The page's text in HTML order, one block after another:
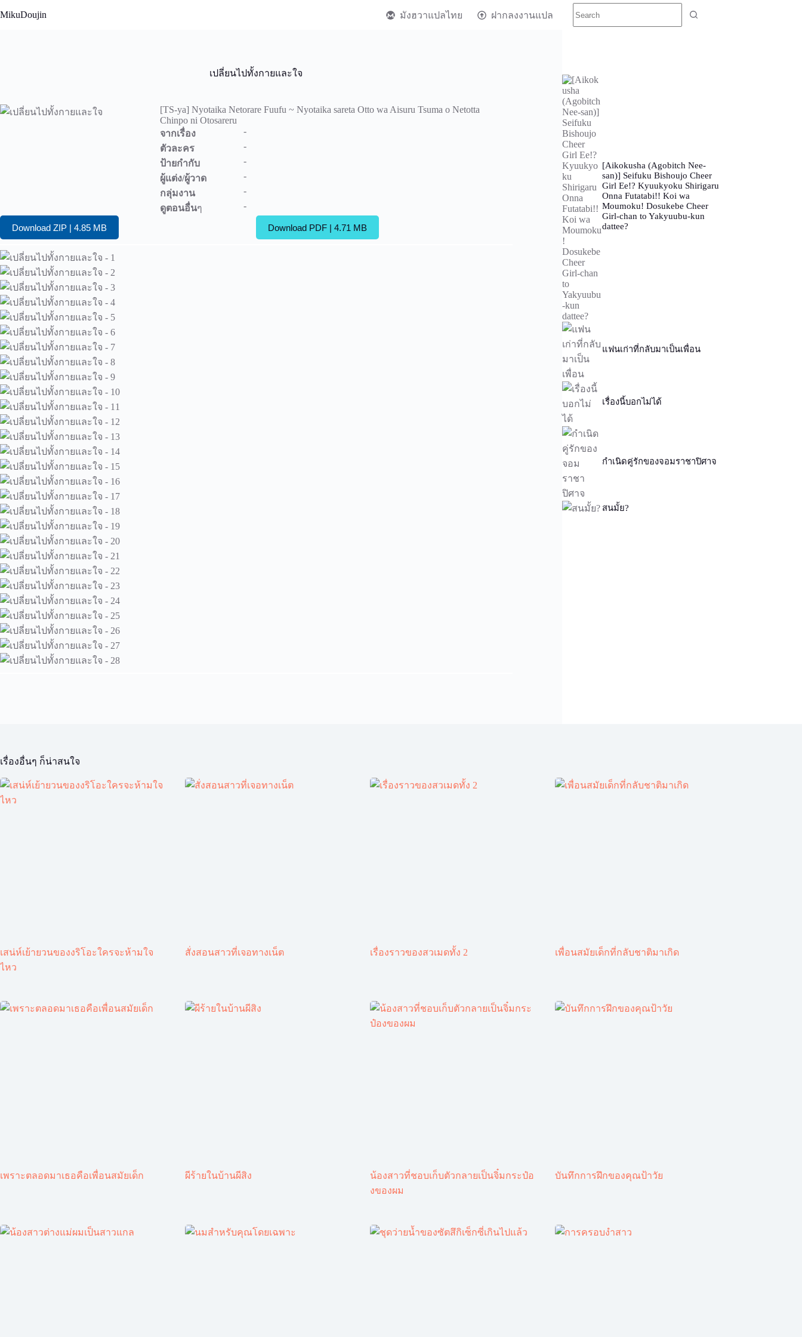
to
MikuDoujin มังฮวาแปลไทย ฝากลงงานแปล
เปลี่ยนไปทั้งกายและใจ
[TS-ya] Nyotaika Netorare Fuufu ~ Nyotaika sareta Otto wa Aisuru Tsuma o Netotta
Chinpo ni Otosareru
จากเรื่อง
-
ตัวละคร
-
ป้ายกำกับ
-
ผู้แต่ง/ผู้วาด
-
กลุ่มงาน
-
ดูตอนอื่นๆ -
Download ZIP | 4.85 MB Download PDF | 4.71 MB
[Aikokusha (Agobitch Nee-
san)] Seifuku Bishoujo Cheer
Girl Ee!? Kyuukyoku Shirigaru
Onna Futatabi!! Koi wa
Moumoku! Dosukebe Cheer
Girl-chan to Yakyuubu-kun
dattee?
แฟนเก่าที่กลับมาเป็นเพื่อน
เรื่องนี้บอกไม่ได้
กำเนิดคู่รักของจอมราชาปิศาจ
สนมั้ย?
เรื่องอื่นๆ ก็น่าสนใจ
เสน่ห์เย้ายวนของงริโอะใครจะห้ามใจ
ไหว
สั่งสอนสาวที่เจอทางเน็ต เรื่องราวของสวเมดทั้ง 2 เพื่อนสมัยเด็กที่กลับชาติมาเกิด
เพราะตลอดมาเธอคือเพื่อนสมัยเด็ก ผีร้ายในบ้านผีสิง
น้องสาวที่ชอบเก็บตัวกลายเป็นจิ๋มกระป๋อ
งของผม
บันทึกการฝึกของคุณป้าวัย